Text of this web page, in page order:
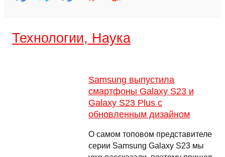
Технологии, Наука
Samsung выпустила
смартфоны Galaxy S23 и
Galaxy S23 Plus с
обновленным дизайном
О самом топовом представителе
серии Samsung Galaxy S23 мы